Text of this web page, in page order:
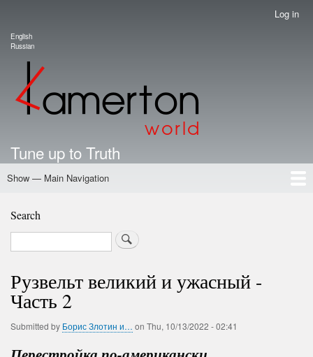
account
menu
Log in
Language switcher
English
Russian
Tune up to Truth
Main
Show — Main Navigation
Home
Authors
Road Map To Freedom
Putin's Dossier
School Kamerton
Portal Kamerton
Search
Search
Рузвельт великий и ужасный -
Часть 2
Submitted by Борис Злотин и… on Thu, 10/13/2022 - 02:41